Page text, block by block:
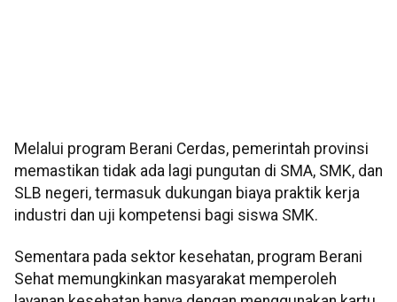
Melalui program Berani Cerdas, pemerintah provinsi
memastikan tidak ada lagi pungutan di SMA, SMK, dan
SLB negeri, termasuk dukungan biaya praktik kerja
industri dan uji kompetensi bagi siswa SMK.
Sementara pada sektor kesehatan, program Berani
Sehat memungkinkan masyarakat memperoleh